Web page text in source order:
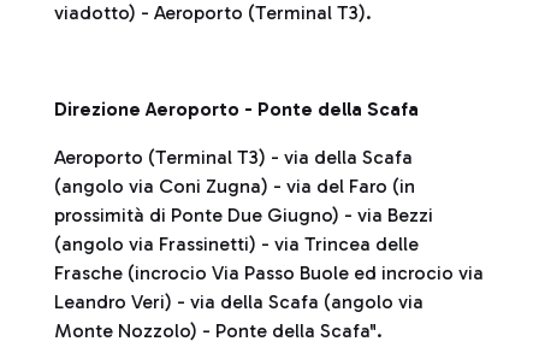
viadotto) - Aeroporto (Terminal T3).
Direzione Aeroporto - Ponte della Scafa
Aeroporto (Terminal T3) - via della Scafa
(angolo via Coni Zugna) - via del Faro (in
prossimità di Ponte Due Giugno) - via Bezzi
(angolo via Frassinetti) - via Trincea delle
Frasche (incrocio Via Passo Buole ed incrocio via
Leandro Veri) - via della Scafa (angolo via
Monte Nozzolo) - Ponte della Scafa".